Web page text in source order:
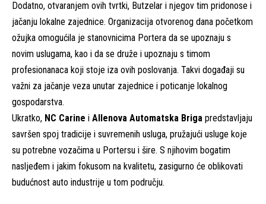
Dodatno, otvaranjem ovih tvrtki, Butzelar i njegov tim pridonose i
jačanju lokalne zajednice. Organizacija otvorenog dana početkom
ožujka omogućila je stanovnicima Portera da se upoznaju s
novim uslugama, kao i da se druže i upoznaju s timom
profesionanaca koji stoje iza ovih poslovanja. Takvi događaji su
važni za jačanje veza unutar zajednice i poticanje lokalnog
gospodarstva.
Ukratko, NC Carine i Allenova Automatska Briga predstavljaju
savršen spoj tradicije i suvremenih usluga, pružajući usluge koje
su potrebne vozačima u Portersu i šire. S njihovim bogatim
nasljeđem i jakim fokusom na kvalitetu, zasigurno će oblikovati
budućnost auto industrije u tom području.